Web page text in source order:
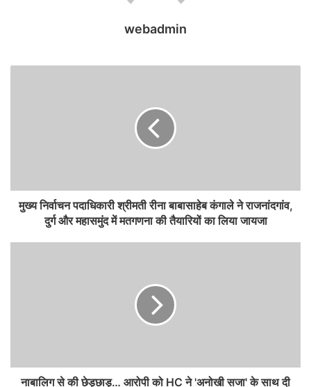
webadmin
मुख्य निर्वाचन पदाधिकारी श्रीमती रीना बाबासाहेब कंगाले ने राजनांदगांव,
दुर्ग और महासमुंद में मतगणना की तैयारियों का लिया जायजा
नाबालिग से की छेड़छाड़… आरोपी को HC ने 'अनोखी सजा' के साथ दी